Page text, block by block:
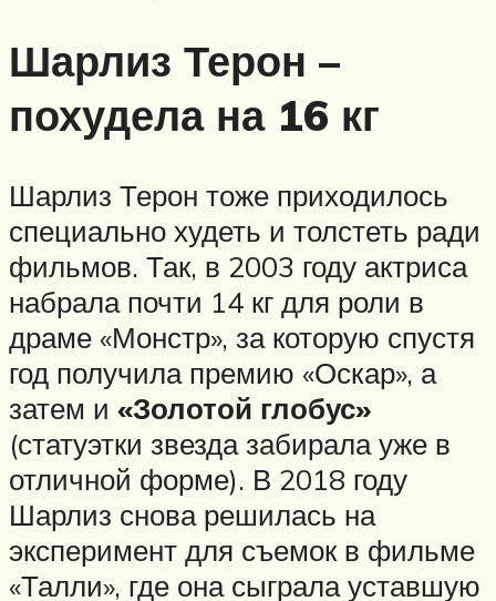
Шарлиз Терон –
похудела на 16 кг
Шарлиз Терон тоже приходилось
специально худеть и толстеть ради
фильмов. Так, в 2003 году актриса
набрала почти 14 кг для роли в
драме «Монстр», за которую спустя
год получила премию «Оскар», а
затем и «Золотой глобус»
(статуэтки звезда забирала уже в
отличной форме). В 2018 году
Шарлиз снова решилась на
эксперимент для съемок в фильме
«Талли», где она сыграла уставшую